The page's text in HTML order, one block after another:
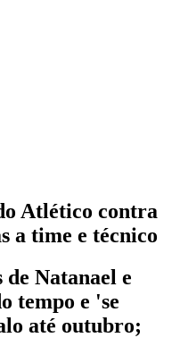
Atlético contra
a time e técnico
Natanael e
tempo e 'se
até outubro;